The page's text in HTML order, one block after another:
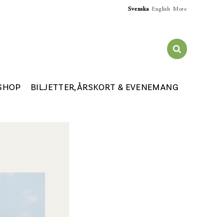
BILJETTER, ÅRSKORT & EVENEMANG
Svenska English More